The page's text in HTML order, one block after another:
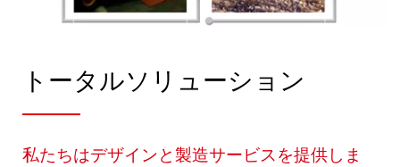
トータルソリューション
私たちはデザインと製造サービスを提供しま